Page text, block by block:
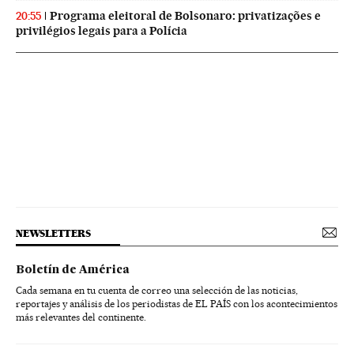
20:55
Programa eleitoral de Bolsonaro: privatizações e
privilégios legais para a Polícia
NEWSLETTERS
Boletín de América
Cada semana en tu cuenta de correo una selección de las noticias,
reportajes y análisis de los periodistas de EL PAÍS con los acontecimientos
más relevantes del continente.